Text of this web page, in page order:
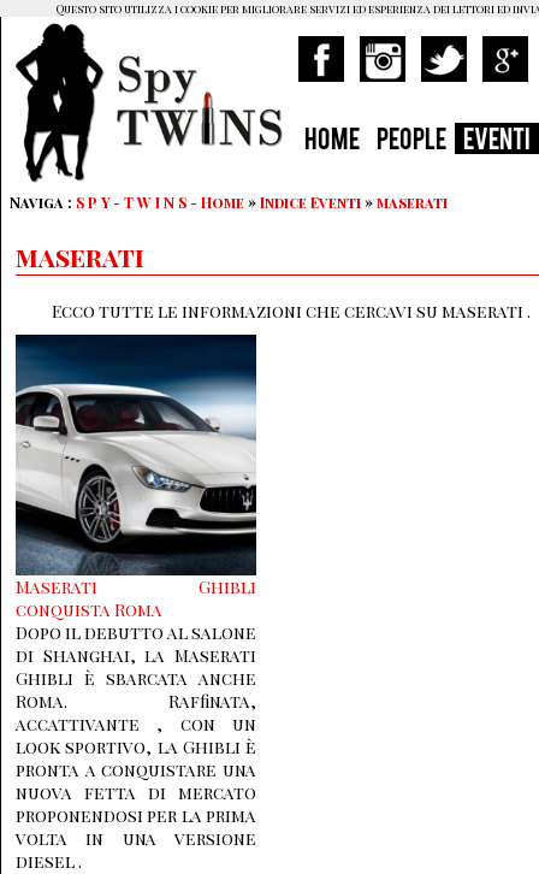
HOME PEOPLE EVENTI
Naviga : S P Y - T W I N S - Home »Indice Eventi »maserati
maserati
Ecco tutte le informazioni che cercavi su maserati .
Maserati Ghibli
conquista Roma
Dopo il debutto al salone
di Shanghai, la Maserati
Ghibli è sbarcata anche
Roma. Raffinata,
accattivante , con un
look sportivo, la Ghibli è
pronta a conquistare una
nuova fetta di mercato
proponendosi per la prima
volta in una versione
diesel .
Questo sito utilizza i cookie per migliorare servizi ed esperienza dei lettori ed